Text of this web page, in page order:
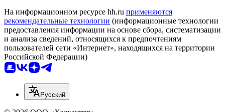
На информационном ресурсе hh.ru применяются
рекомендательные технологии (информационные технологии
предоставления информации на основе сбора, систематизации
и анализа сведений, относящихся к предпочтениям
пользователей сети «Интернет», находящихся на территории
Российской Федерации)
Русский